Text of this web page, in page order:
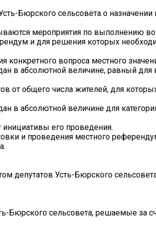
Бюрского сельсовета о назначении
мероприятия по выполнению
и для решения которых
вопроса местного
в абсолютной величине, равный для
от общего числа жителей, для
в абсолютной величине для
его проведения.
и проведения местного
депутатов Усть-Бюрского
Бюрского сельсовета, решаемые за